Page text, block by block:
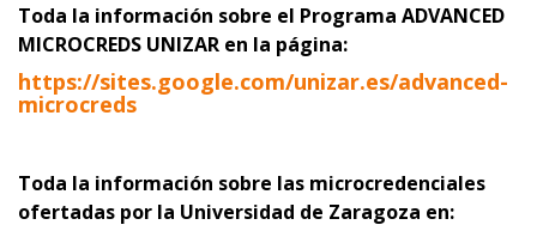
Toda la información sobre el Programa ADVANCED
MICROCREDS UNIZAR en la página:
https://sites.google.com/unizar.es/advanced-
microcreds
Toda la información sobre las microcredenciales
ofertadas por la Universidad de Zaragoza en: